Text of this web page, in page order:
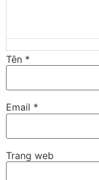
Tên *
Email *
Trang web